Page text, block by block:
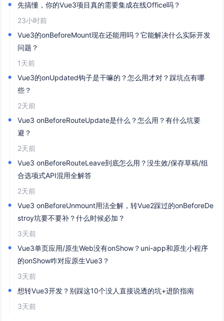
先搞懂，你的Vue3项目真的需要集成在线Office吗？
23小时前
Vue3的onBeforeMount现在还能用吗？它能解决什么实际开发
问题？
1天前
Vue3的onUpdated钩子是干嘛的？怎么用才对？踩坑点有哪
些？
2天前
Vue3 onBeforeRouteUpdate是什么？怎么用？有什么坑要
避？
2天前
Vue3 onBeforeRouteLeave到底怎么用？没生效/保存草稿/组
合选项式API混用全解答
2天前
Vue3 onBeforeUnmount用法全解，转Vue2踩过的onBeforeDe
stroy坑要不要补？什么时候必加？
3天前
Vue3单页应用/原生Web没有onShow？uni-app和原生小程序
的onShow咋对应原生Vue3？
3天前
想转Vue3开发？别踩这10个没人直接说透的坑+进阶指南
3天前